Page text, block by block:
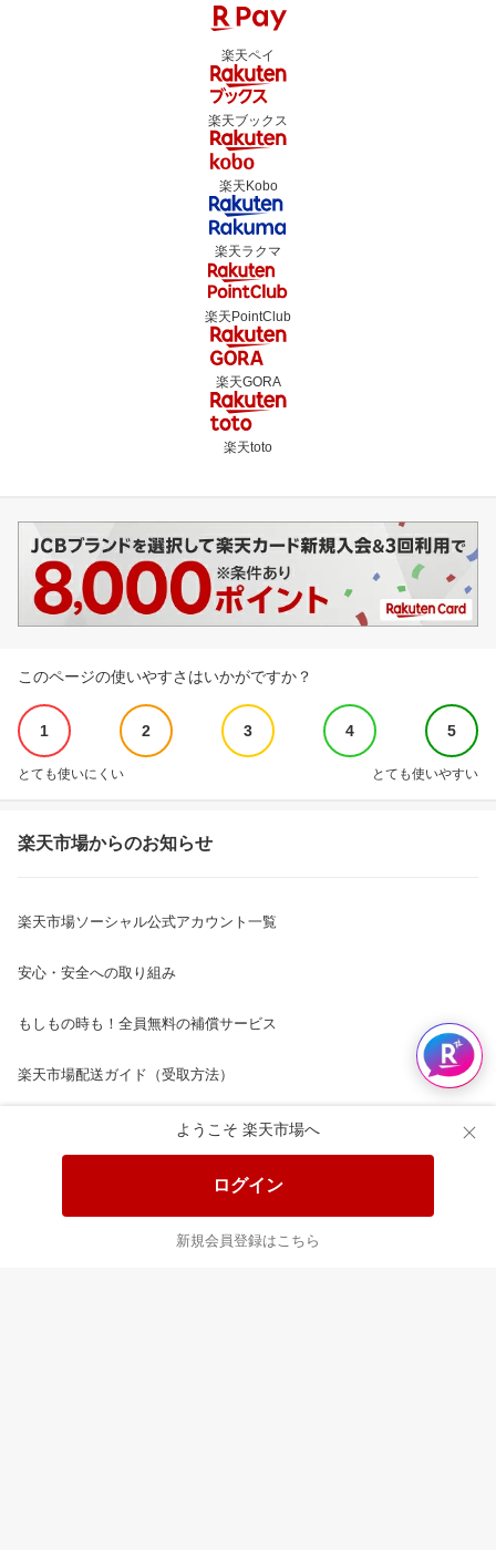
ようこそ 楽天市場へ
ログイン
新規会員登録はこちら
楽天ペイ
楽天ブックス
楽天Kobo
楽天ラクマ
楽天PointClub
楽天GORA
楽天toto
このページの使いやすさはいかがですか？
1 2 3 4 5
とても使いにくい とても使いやすい
楽天市場からのお知らせ
楽天市場ソーシャル公式アカウント一覧
安心・安全への取り組み
もしもの時も！全員無料の補償サービス
楽天市場配送ガイド（受取方法）
楽天にお店を開きませんか？
楽天ショッピングサービスご利用規約